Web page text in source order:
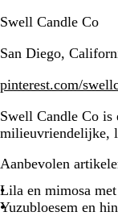
Swell Candle Co
San Diego,
pinterest.com/
Swell Candle Co is
milieuvriendelijke,
Aanbevolen
Lila en mimosa
Yuzubloesem en